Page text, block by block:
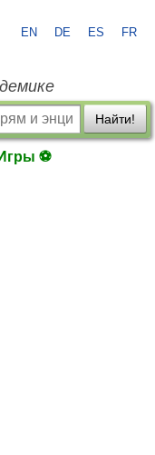
EN DE ES FR
Найти!
Игры ⚽